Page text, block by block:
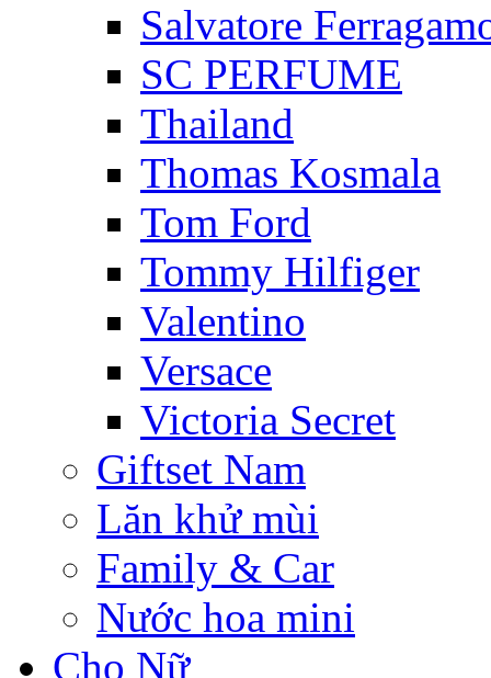
Salvatore
SC PERFUME
Thailand
Thomas Kosmala
Tom Ford
Tommy Hilfiger
Valentino
Versace
Victoria Secret
Giftset Nam
Lăn khử mùi
Family & Car
Nước hoa mini
Cho Nữ